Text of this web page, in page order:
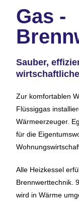
Gas -
Sauber,
Zur komfortablen
Flüssiggas
Wärmeerzeuger.
für die
Alle Heizkessel
Brennwerttechnik.
wird in Wärme